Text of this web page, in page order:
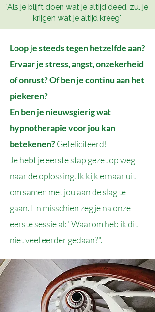
'Als je blijft doen wat je altijd deed, zul je
krijgen wat je altijd kreeg'
​Loop je steeds tegen hetzelfde aan?
Ervaar je stress, angst, onzekerheid
of onrust? Of ben je continu aan het
piekeren?
En ben je nieuwsgierig wat
hypnotherapie voor jou kan
betekenen?Gefeliciteerd!
Je hebt je eerste stap gezet op weg
naar de oplossing. Ik kijk ernaar uit
om samen met jou aan de slag te
gaan. En misschien zeg je na onze
eerste sessie al: "Waarom heb ik dit
niet veel eerder gedaan?".